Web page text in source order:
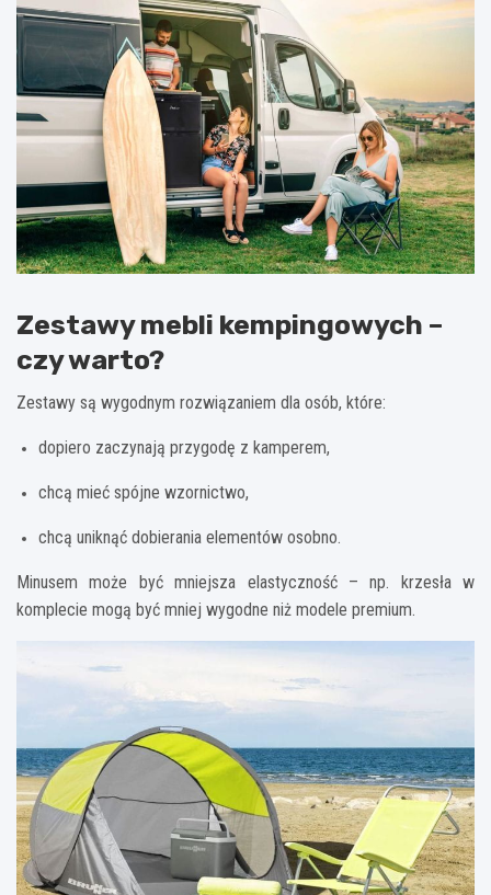
Zestawy mebli kempingowych –
czy warto?
Zestawy są wygodnym rozwiązaniem dla osób, które:
dopiero zaczynają przygodę z kamperem,
chcą mieć spójne wzornictwo,
chcą uniknąć dobierania elementów osobno.
Minusem może być mniejsza elastyczność – np. krzesła w
komplecie mogą być mniej wygodne niż modele premium.